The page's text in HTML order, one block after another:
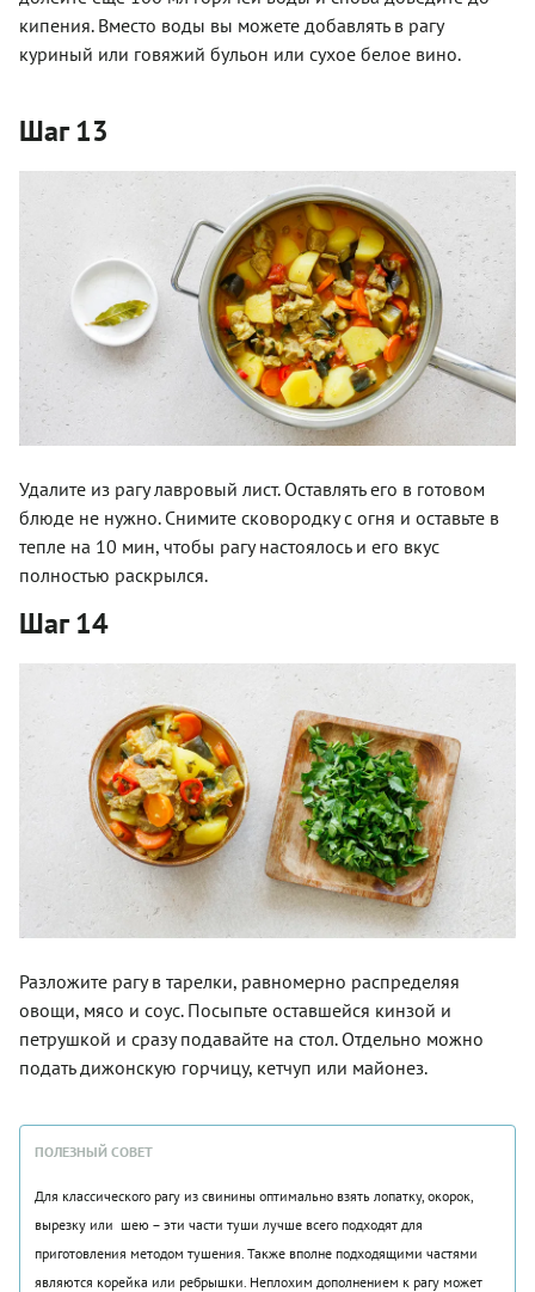
кипения. Вместо воды вы можете добавлять в рагу
куриный или говяжий бульон или сухое белое вино.
Шаг 13
Удалите из рагу лавровый лист. Оставлять его в готовом
блюде не нужно. Снимите сковородку с огня и оставьте в
тепле на 10 мин, чтобы рагу настоялось и его вкус
полностью раскрылся.
Шаг 14
Разложите рагу в тарелки, равномерно распределяя
овощи, мясо и соус. Посыпьте оставшейся кинзой и
петрушкой и сразу подавайте на стол. Отдельно можно
подать дижонскую горчицу, кетчуп или майонез.
ПОЛЕЗНЫЙ СОВЕТ
Для классического рагу из свинины оптимально взять лопатку, окорок,
вырезку или шею – эти части туши лучше всего подходят для
приготовления методом тушения. Также вполне подходящими частями
являются корейка или ребрышки. Неплохим дополнением к рагу может